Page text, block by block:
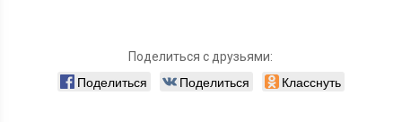
Поделиться с друзьями:
Поделиться Поделиться Класснуть